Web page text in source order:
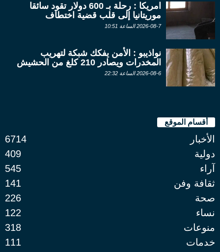
امريكا : رحلة بـ 600 دولار تقود سائقا
موريتانيا إلى قلب قضية اختطاف
2026-08-7 الساعة 10:51
نواذيبو : الأمن يفكك شبكة لتهريب
المخدرات ويصادر 210 كلغ من الحشيش
2026-08-6 الساعة 22:32
أقسام الموقع
الأخبار
6714
دولية
409
آراء
545
ثقافة وفن
141
صحة
226
نساء
122
منوعات
318
خدمات
111